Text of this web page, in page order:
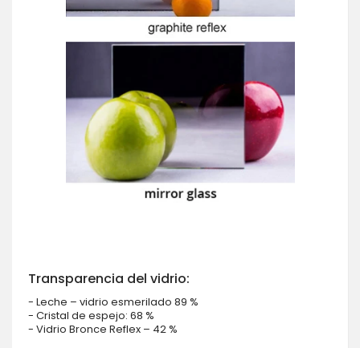
Transparencia del vidrio:
- Leche – vidrio esmerilado 89 %
- Cristal de espejo: 68 %
- Vidrio Bronce Reflex – 42 %